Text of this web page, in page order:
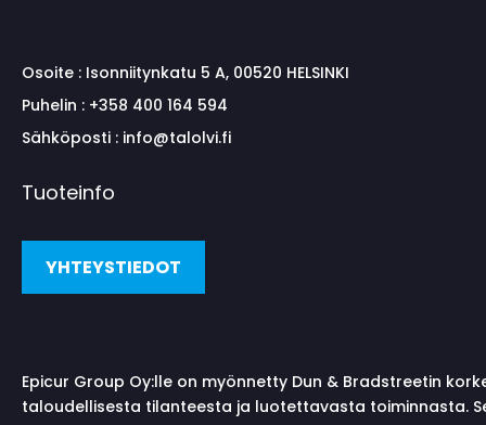
Osoite : Isonniitynkatu 5 A, 00520 HELSINKI
Puhelin : +358 400 164 594
Sähköposti : info@talolvi.fi
Tuoteinfo
YHTEYSTIEDOT
Epicur Group Oy:lle on myönnetty Dun & Bradstreetin
taloudellisesta tilanteesta ja luotettavasta toiminnasta.